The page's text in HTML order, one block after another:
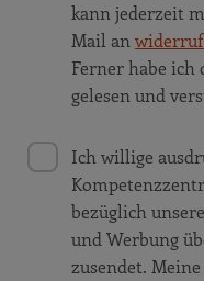
kann jederzeit
Mail an
Ferner habe ich
gelesen und
Ich willige
bezüglich
und Werbung
zusendet.